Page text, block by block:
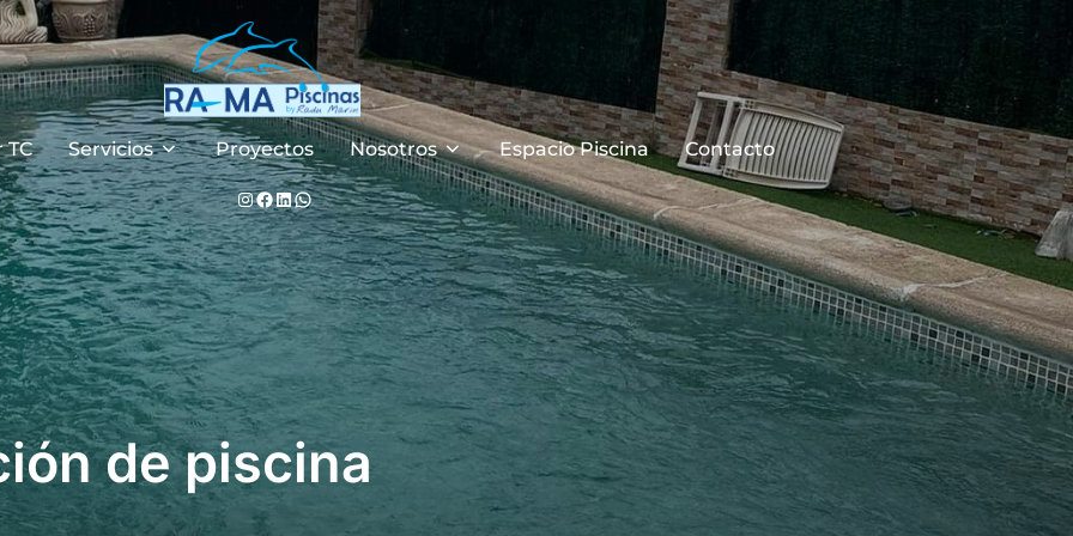
TC Servicios Proyectos Nosotros Espacio Piscina Contacto
Instagram
Facebook
LinkedIn
WhatsApp
de piscina